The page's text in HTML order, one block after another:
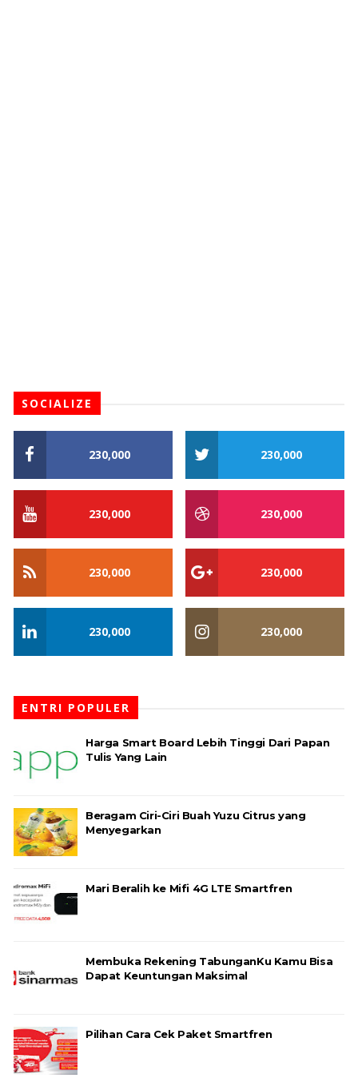
SOCIALIZE
230,000 230,000
230,000 230,000
230,000 230,000
230,000 230,000
ENTRI POPULER
Harga Smart Board Lebih Tinggi Dari Papan
Tulis Yang Lain
Beragam Ciri-Ciri Buah Yuzu Citrus yang
Menyegarkan
Mari Beralih ke Mifi 4G LTE Smartfren
Membuka Rekening TabunganKu Kamu Bisa
Dapat Keuntungan Maksimal
Pilihan Cara Cek Paket Smartfren